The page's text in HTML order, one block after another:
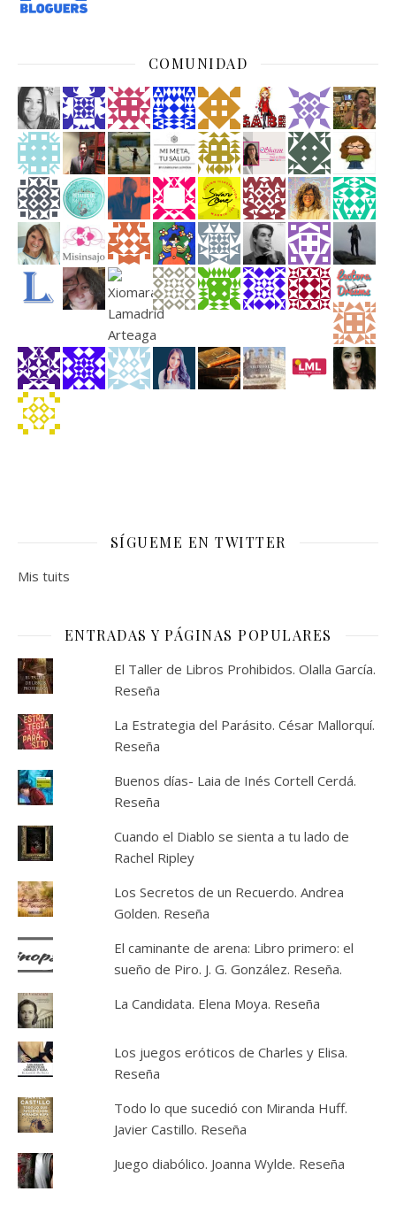
COMUNIDAD
SÍGUEME EN TWITTER
Mis tuits
ENTRADAS Y PÁGINAS POPULARES
El Taller de Libros Prohibidos. Olalla García.
Reseña
La Estrategia del Parásito. César Mallorquí.
Reseña
Buenos días- Laia de Inés Cortell Cerdá.
Reseña
Cuando el Diablo se sienta a tu lado de
Rachel Ripley
Los Secretos de un Recuerdo. Andrea
Golden. Reseña
El caminante de arena: Libro primero: el
sueño de Piro. J. G. González. Reseña.
La Candidata. Elena Moya. Reseña
Los juegos eróticos de Charles y Elisa.
Reseña
Todo lo que sucedió con Miranda Huff.
Javier Castillo. Reseña
Juego diabólico. Joanna Wylde. Reseña